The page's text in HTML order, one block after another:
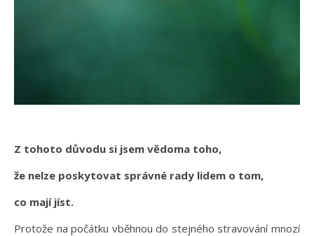
Z tohoto důvodu si jsem vědoma toho,
že nelze poskytovat správné rady lidem o tom,
co mají jíst.
Protože na počátku vběhnou do stejného stravování mnozí